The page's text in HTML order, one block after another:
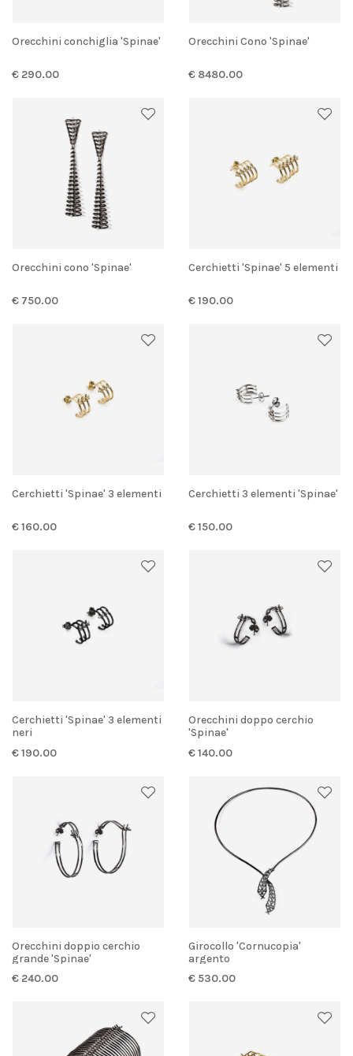
Orecchini conchiglia 'Spinae'
€ 290.00
Orecchini Cono 'Spinae'
€ 8480.00
Orecchini cono 'Spinae'
€ 750.00
Cerchietti 'Spinae' 5 elementi
€ 190.00
Cerchietti 'Spinae' 3 elementi
€ 160.00
Cerchietti 3 elementi 'Spinae'
€ 150.00
Cerchietti 'Spinae' 3 elementi
neri
€ 190.00
Orecchini doppo cerchio
'Spinae'
€ 140.00
Orecchini doppio cerchio
grande 'Spinae'
€ 240.00
Girocollo 'Cornucopia'
argento
€ 530.00